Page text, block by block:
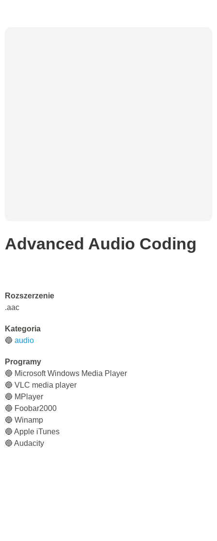
Advanced Audio Coding
Rozszerzenie
.aac
Kategoria
🔵 audio
Programy
🔵 Microsoft Windows Media Player
🔵 VLC media player
🔵 MPlayer
🔵 Foobar2000
🔵 Winamp
🔵 Apple iTunes
🔵 Audacity